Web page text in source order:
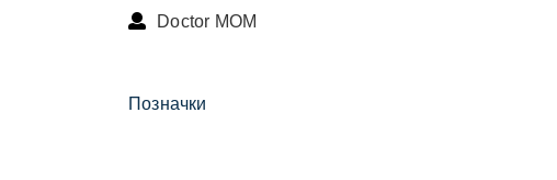
Doctor MOM
Позначки